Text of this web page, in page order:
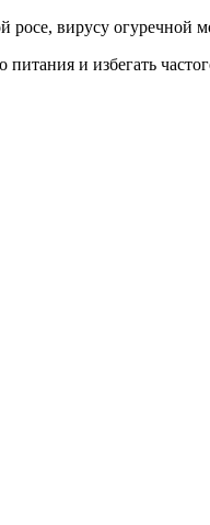
вирусу огуречной
и избегать